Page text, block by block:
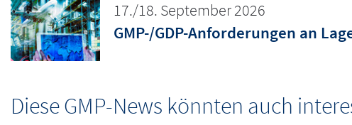
17./18. September 2026
GMP-/GDP-Anforderungen an
Diese GMP-News könnten auch